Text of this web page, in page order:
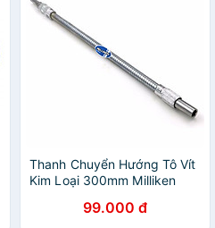
Thanh Chuyển Hướng Tô Vít
Kim Loại 300mm Milliken
99.000 đ